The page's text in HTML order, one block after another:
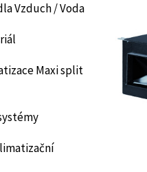
Vzduch / Voda
Maxi split